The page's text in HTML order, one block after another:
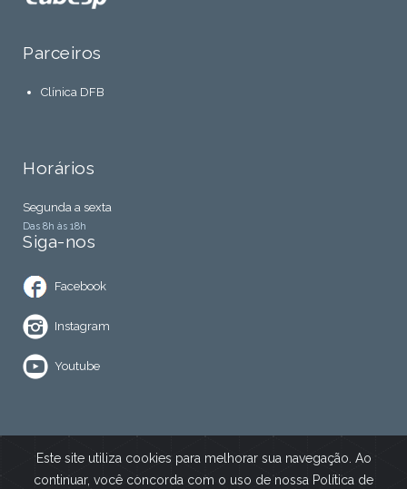
Parceiros
Clínica DFB
Horários
Segunda a sexta
Das 8h às 18h
Siga-nos
Facebook
Instagram
Youtube
© 2022 - Clínica Fávaro Designed by AGT Online
Este site utiliza cookies para melhorar sua navegação. Ao
continuar, você concorda com o uso de nossa Política de